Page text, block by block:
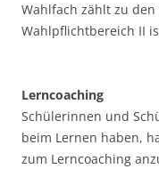
Wahlfach zählt zu
Wahlpflichtbereich II
Lerncoaching
Schülerinnen und
beim Lernen haben,
zum Lerncoaching